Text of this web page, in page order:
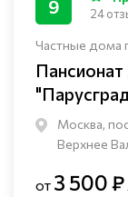
Частные дома
Москва,
Верхнее
9 24
от 3 500 ₽